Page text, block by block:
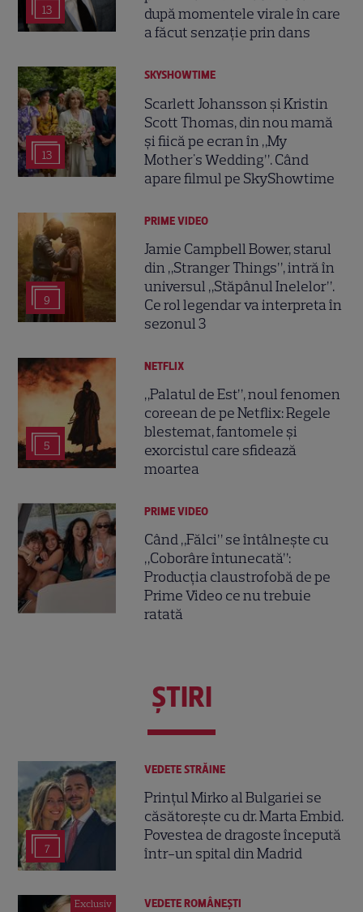
13
după momentele virale în care
a făcut senzație prin dans
13
SKYSHOWTIME
Scarlett Johansson și Kristin
Scott Thomas, din nou mamă
și fiică pe ecran în „My
Mother's Wedding”. Când
apare filmul pe SkyShowtime
9
PRIME VIDEO
Jamie Campbell Bower, starul
din „Stranger Things”, intră în
universul „Stăpânul Inelelor”.
Ce rol legendar va interpreta în
sezonul 3
5
NETFLIX
„Palatul de Est”, noul fenomen
coreean de pe Netflix: Regele
blestemat, fantomele și
exorcistul care sfidează
moartea
PRIME VIDEO
Când „Fălci” se întâlnește cu
„Coborâre întunecată”:
Producția claustrofobă de pe
Prime Video ce nu trebuie
ratată
ŞTIRI
7
VEDETE STRĂINE
Prințul Mirko al Bulgariei se
căsătorește cu dr. Marta Embid.
Povestea de dragoste începută
într-un spital din Madrid
Exclusiv VEDETE ROMÂNEŞTI